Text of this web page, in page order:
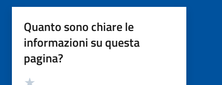
Quanto sono chiare le
informazioni su questa
pagina?
Valutazione